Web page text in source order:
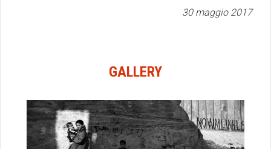
30 maggio 2017
GALLERY